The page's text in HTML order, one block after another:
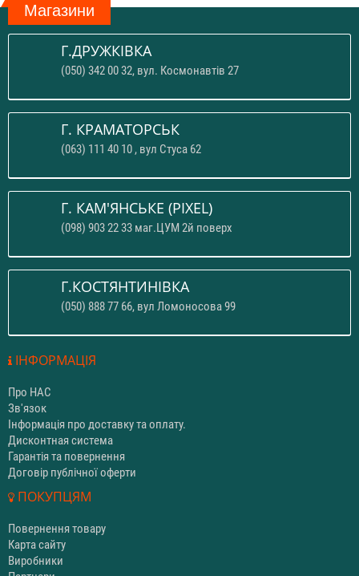
Магазини
Г.ДРУЖКІВКА
(050) 342 00 32, вул. Космонавтів 27
Г. КРАМАТОРСЬК
(063) 111 40 10 , вул Стуса 62
Г. КАМ'ЯНСЬКЕ (PIXEL)
(098) 903 22 33 маг.ЦУМ 2й поверх
Г.КОСТЯНТИНІВКА
(050) 888 77 66, вул Ломоносова 99
ІНФОРМАЦІЯ
Про НАС
Зв'язок
Інформація про доставку та оплату.
Дисконтная система
Гарантія та повернення
Договір публічної оферти
ПОКУПЦЯМ
Повернення товару
Карта сайту
Виробники